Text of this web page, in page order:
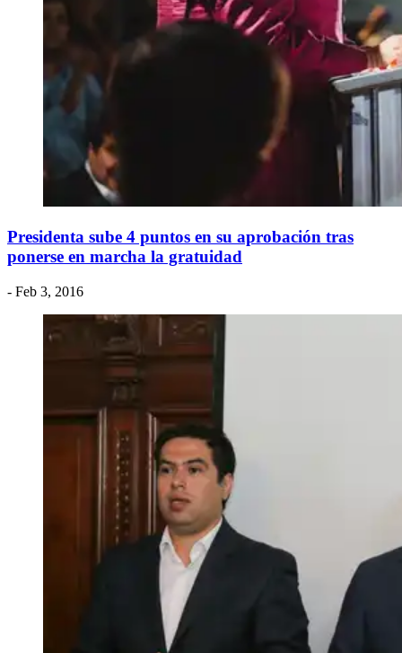
Presidenta sube 4 puntos en su aprobación tras
ponerse en marcha la gratuidad
- Feb 3, 2016